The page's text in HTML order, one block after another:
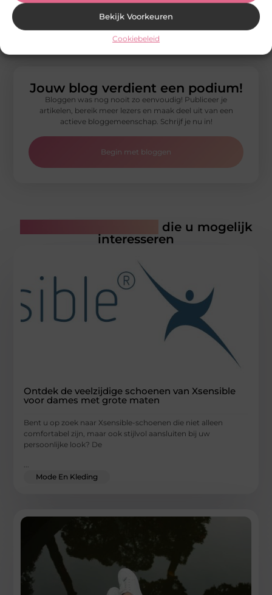
Bekijk Voorkeuren
Cookiebeleid
Fysiotherapie Bleiswijk: deskundige hulp bij klachten en
herstel
Jouw blog verdient een podium!
Bloggen was nog nooit zo eenvoudig! Publiceer je
artikelen, bereik meer lezers en maak deel uit van een
actieve bloggemeenschap. Schrijf je nu in!
Begin met bloggen
die u mogelijk
interesseren
Ontdek de veelzijdige schoenen van Xsensible
voor dames met grote maten
Bent u op zoek naar Xsensible-schoenen die niet alleen
comfortabel zijn, maar ook stijlvol aansluiten bij uw
persoonlijke look? De
Mode En Kleding